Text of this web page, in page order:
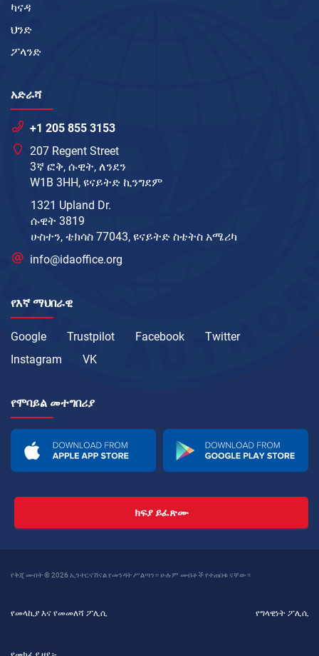
ካናዳ
ህንድ
ፖላንድ
አድራሻ
+1 205 855 3153
207 Regent Street
3ኛ ፎቅ, ሱዊት, ለንደን
W1B 3HH, ዩናይትድ ኪንግደም
1321 Upland Dr.
ሱዊት 3819
ሁስተን, ቴክሳስ 77043, ዩናይትድ ስቴትስ አሜሪካ
info@idaoffice.org
የእኛ ማህበራዊ
Google Trustpilot Facebook
Twitter
Instagram
VK
የሞባይል መተግበሪያ
ክፍያ ይፈጽሙ
የቅጂ መብት © 2026 ኢንተርናሽናል የመንዳት ሥልጣን። ሁሉም መብቶች የተጠበቁ ናቸው።
የመላኪያ እና የመመለሻ ፖሊሲ የግላዊነት ፖሊሲ